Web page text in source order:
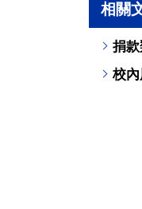
相關
捐
校